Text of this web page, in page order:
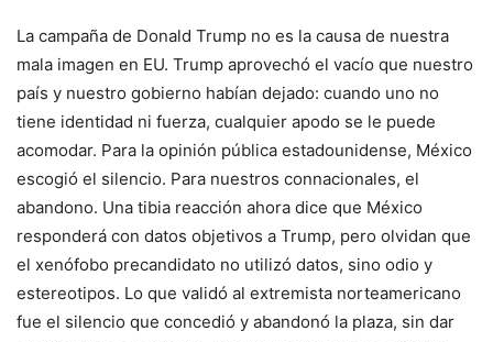
La campaña de Donald Trump no es la causa de nuestra
mala imagen en EU. Trump aprovechó el vacío que nuestro
país y nuestro gobierno habían dejado: cuando uno no
tiene identidad ni fuerza, cualquier apodo se le puede
acomodar. Para la opinión pública estadounidense, México
escogió el silencio. Para nuestros connacionales, el
abandono. Una tibia reacción ahora dice que México
responderá con datos objetivos a Trump, pero olvidan que
el xenófobo precandidato no utilizó datos, sino odio y
estereotipos. Lo que validó al extremista norteamericano
fue el silencio que concedió y abandonó la plaza, sin dar